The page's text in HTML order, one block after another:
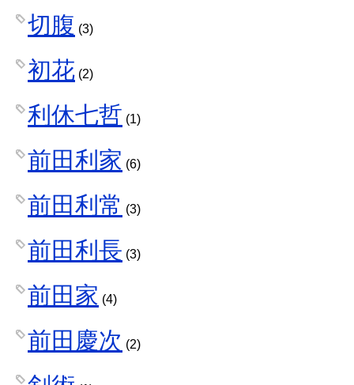
切腹 (3)
初花 (2)
利休七哲 (1)
前田利家 (6)
前田利常 (3)
前田利長 (3)
前田家 (4)
前田慶次 (2)